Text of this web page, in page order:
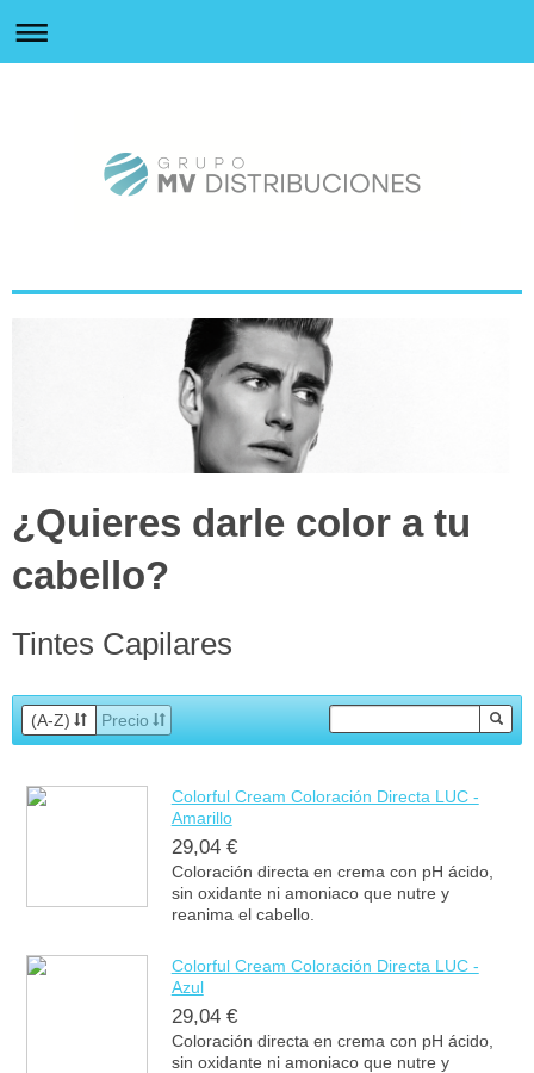
¿Quieres darle color a tu
cabello?
Tintes Capilares
(A-Z) Precio
Colorful Cream Coloración Directa LUC -
Amarillo
29,04 €
Coloración directa en crema con pH ácido,
sin oxidante ni amoniaco que nutre y
reanima el cabello.
Colorful Cream Coloración Directa LUC -
Azul
29,04 €
Coloración directa en crema con pH ácido,
sin oxidante ni amoniaco que nutre y